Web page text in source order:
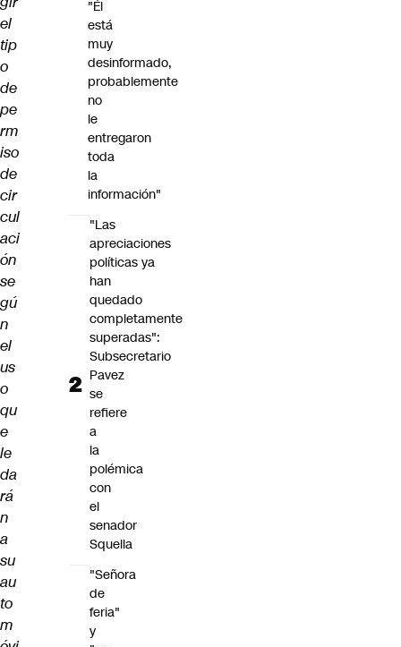
el
tip
o
de
pe
rm
iso
de
cir
cul
aci
ón
se
gú
n
el
us
o
qu
e
le
da
rá
n
a
su
au
to
m
"Él
está
muy
desinformado,
probablemente
no
le
entregaron
toda
la
información"
"Las
apreciaciones
políticas ya
han
quedado
completamente
superadas":
Subsecretario
Pavez
se
refiere
a
la
polémica
con
el
senador
Squella
"Señora
de
feria"
y